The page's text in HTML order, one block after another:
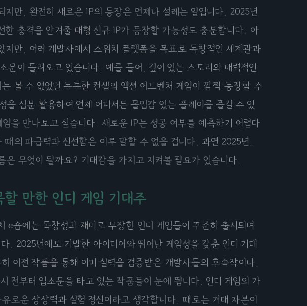
지만, 완전히 새로운 IP의 등장은 언제나 설레는 일입니다. 2025년
한 충격을 안겨줄 대형 신규 IP가 등장할 가능성도 충분합니다. 아
지만, 여러 개발사에서 스위치 플랫폼을 목표로 독창적인 세계관과
문이 들려오고 있습니다. 예를 들어, 깊이 있는 스토리와 매력적인
볼 수 없었던 독특한 컨셉의 액션 어드벤처 게임이 깜짝 등장할 수
을 십분 활용하여 언제 어디서든 몰입감 있는 플레이를 즐길 수 있
을 만나보고 싶습니다. 새로운 IP는 성공 여부를 예측하기 어렵다
의 파급력과 신선함은 이루 말할 수 없을 겁니다. 과연 2025년,
은 무엇이 될까요? 기대감을 가지고 지켜볼 필요가 있습니다.
만한 인디 게임 기대주
e숍에는 독창성과 재미로 무장한 인디 게임들이 꾸준히 출시되며
. 2025년에도 기발한 아이디어와 뛰어난 게임성을 갖춘 인디 기대
이전 작품을 통해 이미 실력을 검증받은 개발사들의 후속작이나,
전부터 입소문을 타고 있는 작품들이 눈에 띕니다. 인디 게임의 가
로운 상상력과 실험 정신이라고 생각합니다. 때로는 거대 자본이